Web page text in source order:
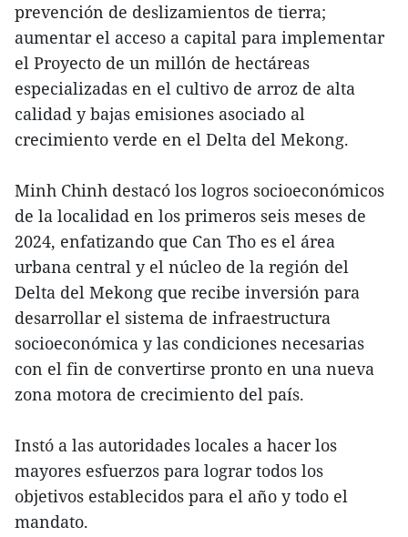
prevención de deslizamientos de tierra;
aumentar el acceso a capital para implementar
el Proyecto de un millón de hectáreas
especializadas en el cultivo de arroz de alta
calidad y bajas emisiones asociado al
crecimiento verde en el Delta del Mekong.
Minh Chinh destacó los logros socioeconómicos
de la localidad en los primeros seis meses de
2024, enfatizando que Can Tho es el área
urbana central y el núcleo de la región del
Delta del Mekong que recibe inversión para
desarrollar el sistema de infraestructura
socioeconómica y las condiciones necesarias
con el fin de convertirse pronto en una nueva
zona motora de crecimiento del país.
Instó a las autoridades locales a hacer los
mayores esfuerzos para lograr todos los
objetivos establecidos para el año y todo el
mandato.